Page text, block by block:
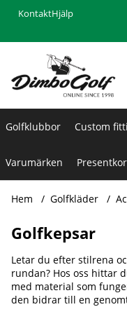
KontaktHjälp
Golfklubbor Custom
Varumärken
Hem Golfkläder
Golfkepsar
Letar du efter stilrena
rundan? Hos oss hittar
med material som
den bidrar till en